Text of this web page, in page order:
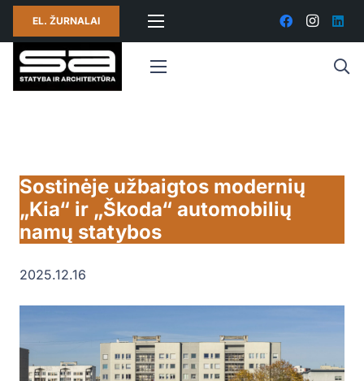
EL. ŽURNALAI
Sostinėje užbaigtos modernių
„Kia“ ir „Škoda“ automobilių
namų statybos
2025.12.16